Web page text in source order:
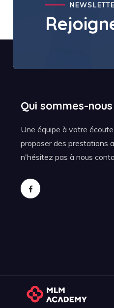
Qui sommes-nous
Une équipe à votre
proposer des prestations
n'hésitez pas à nous